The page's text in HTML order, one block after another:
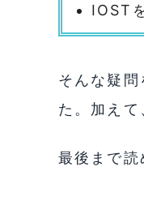
IOST
そんな疑問
た。加えて
最後まで読